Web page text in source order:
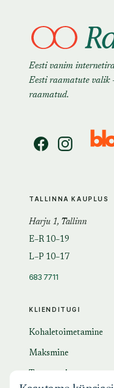
Eesti vanim
Eesti raamatute valik
raamatud.
KLIENDITUGI
Kohaletoimetamine
Maksmine
TALLINNA KAUPLUS
Harju 1, Tallinn
E–R 10–19
L–P 10–17
683 7711